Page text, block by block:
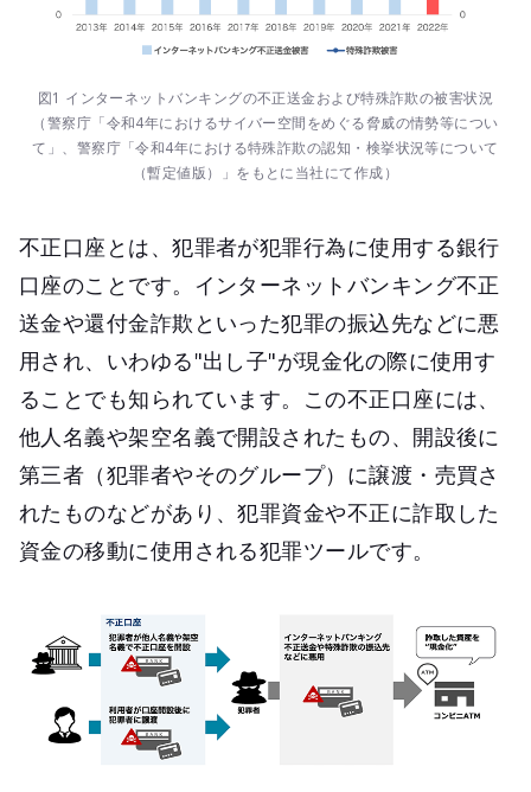
図1 インターネットバンキングの不正送金および特殊詐欺の被害状況
（警察庁「令和4年におけるサイバー空間をめぐる脅威の情勢等につい
て」、 警察庁「令和4年における特殊詐欺の認知・検挙状況等について
（暫定値版）」をもとに当社にて作成）
不正口座とは、犯罪者が犯罪行為に使用する銀行
口座のことです。インターネットバンキング不正
送金や還付金詐欺といった犯罪の振込先などに悪
用され、いわゆる"出し子"が現金化の際に使用す
ることでも知られています。この不正口座には、
他人名義や架空名義で開設されたもの、開設後に
第三者（犯罪者やそのグループ）に譲渡・売買さ
れたものなどがあり、犯罪資金や不正に詐取した
資金の移動に使用される犯罪ツールです。